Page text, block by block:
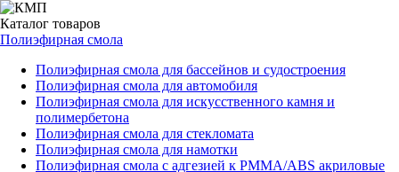
Каталог товаров
Полиэфирная смола
Полиэфирная смола для бассейнов и судостроения
Полиэфирная смола для автомобиля
Полиэфирная смола для искусственного камня и
полимербетона
Полиэфирная смола для стекломата
Полиэфирная смола для намотки
Полиэфирная смола с адгезией к РММА/АВS акриловые